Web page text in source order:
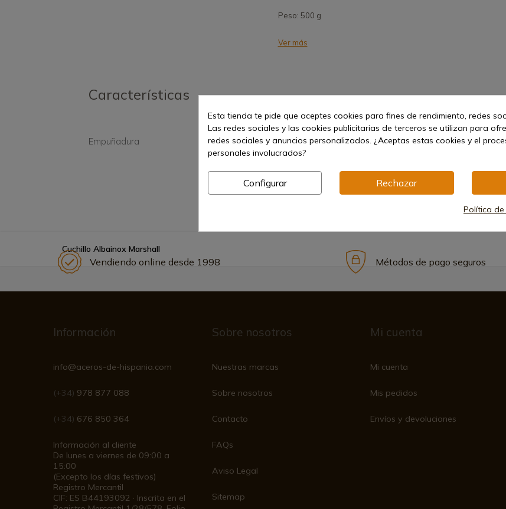
Peso: 500 g
Ver más
Características
Empuñadura Madera
Cuchillo Albainox Marshall
Vendiendo online desde 1998 Métodos de pago seguros
Información
info@aceros-de-hispania.com
(+34) 978 877 088
(+34) 676 850 364
Información al cliente
De lunes a viernes de 09:00 a
15:00
(Excepto los días festivos)
Registro Mercantil
CIF: ES B44193092 · Inscrita en el
Sobre nosotros
Nuestras marcas
Sobre nosotros
Contacto
FAQs
Aviso Legal
Sitemap
Mi cuenta
Mi cuenta
Mis pedidos
Envíos y devoluciones
Esta tienda te pide que aceptes cookies para fines de rendimiento, redes
Las redes sociales y las cookies publicitarias de terceros se utilizan para
redes sociales y anuncios personalizados. ¿Aceptas estas cookies y el
personales involucrados?
Configurar Rechazar
Política